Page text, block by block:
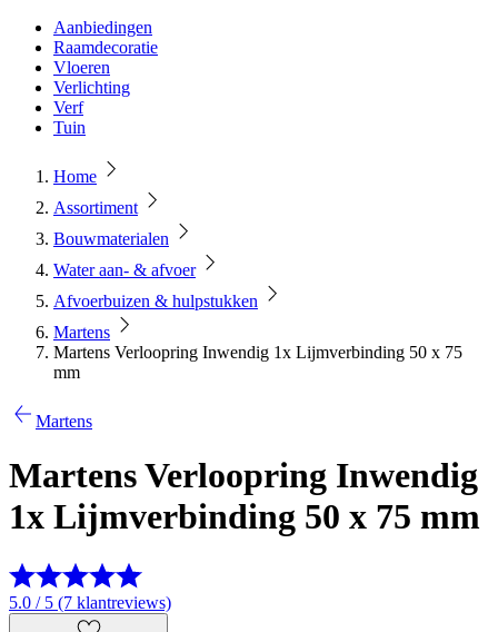
Aanbiedingen
Raamdecoratie
Vloeren
Verlichting
Verf
Tuin
Home
Assortiment
Bouwmaterialen
Water aan- & afvoer
Afvoerbuizen & hulpstukken
Martens
Martens Verloopring Inwendig 1x Lijmverbinding 50 x 75
mm
Martens
Martens Verloopring Inwendig
1x Lijmverbinding 50 x 75 mm
5.0 / 5 (7 klantreviews)